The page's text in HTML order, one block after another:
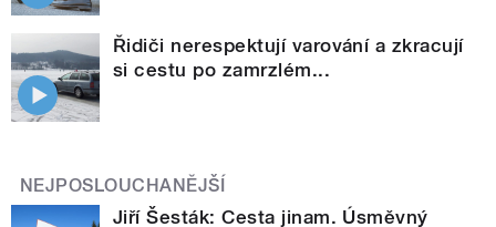
Řidiči nerespektují varování a zkracují
si cestu po zamrzlém...
NEJPOSLOUCHANĚJŠÍ
Jiří Šesták: Cesta jinam. Úsměvný